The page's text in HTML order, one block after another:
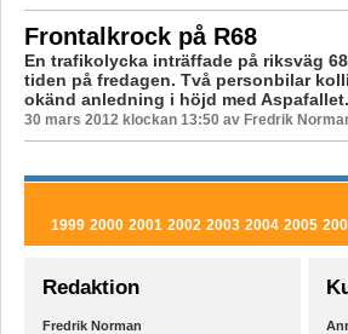
Frontalkrock på R68
En trafikolycka inträffade på riksväg
tiden på fredagen. Två personbilar
okänd anledning i höjd med Aspafallet.
30 mars 2012 klockan 13:50 av Fredrik
1999 2000 2001 2002 2003 2004 2005
Redaktion
Fredrik Norman